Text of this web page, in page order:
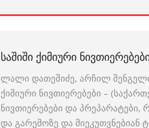
ᲡᲐᲨᲘᲨᲘ ᲥᲘᲛᲘᲣᲠᲘ
ლალი დათეშიძე, არჩილ
ქიმიური ნივთიერებები –
ნივთიერებები და პრეპარატები,
და გარემოზე და მიეკუთვნებიან